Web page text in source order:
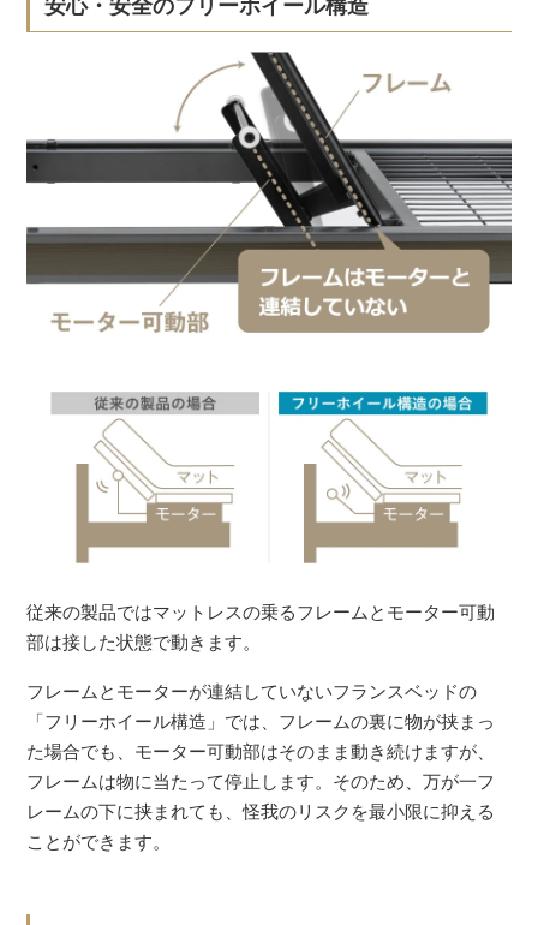
安心・安全のフリーホイール構造
従来の製品ではマットレスの乗るフレームとモーター可動
部は接した状態で動きます。
フレームとモーターが連結していないフランスベッドの
「フリーホイール構造」では、フレームの裏に物が挟まっ
た場合でも、モーター可動部はそのまま動き続けますが、
フレームは物に当たって停止します。そのため、万が一フ
レームの下に挟まれても、怪我のリスクを最小限に抑える
ことができます。